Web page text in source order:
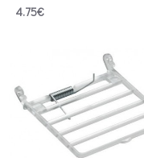
4.75€